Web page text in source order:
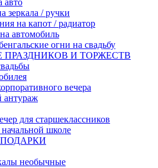
авто
зеркала / ручки
на капот / радиатор
автомобиль
огни на свадьбу
ПРАЗДНИКОВ И ТОРЖЕСТВ
вечера
антураж
для старшеклассников
школе
необычные